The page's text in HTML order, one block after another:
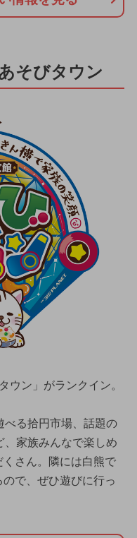
そびタウン
ウン」がランクイン。
べる拾円市場、話題の
、家族みんなで楽しめ
さん。隣には白熊で
で、ぜひ遊びに行っ